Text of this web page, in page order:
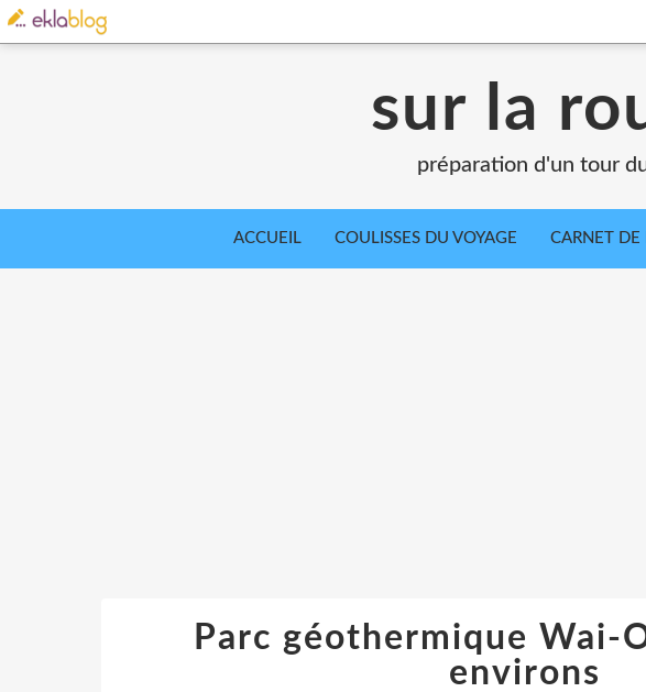
sur la
préparation d'un tour
ACCUEIL COULISSES DU VOYAGE CARNET DE
Parc géothermique Wai-
environs